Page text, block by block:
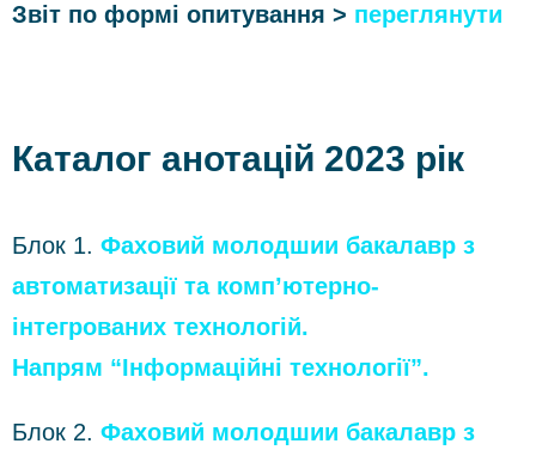
Звіт по формі опитування > переглянути
Каталог анотацій 2023 рік
Блок 1. Фаховий молодшии бакалавр з
автоматизації та комп’ютерно-
інтегрованих технологій.
Напрям “Інформаційні технології”.
Блок 2. Фаховий молодшии бакалавр з